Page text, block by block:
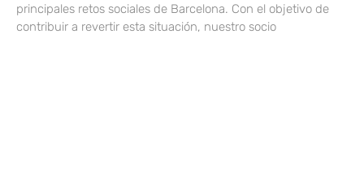
principales retos sociales de Barcelona. Con el objetivo de
contribuir a revertir esta situación, nuestro socio